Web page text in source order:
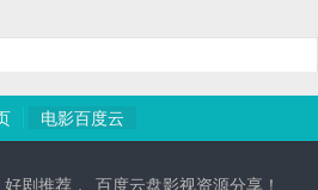
电影百度云
剧推荐，_百度云盘影视资源分享！